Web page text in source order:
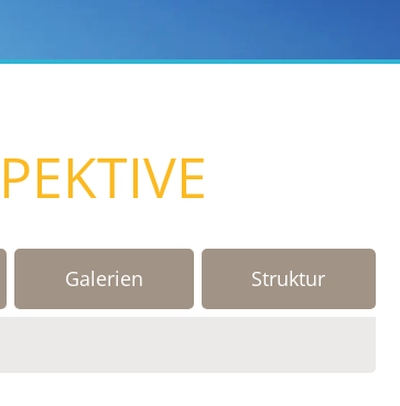
Galerien Struktur